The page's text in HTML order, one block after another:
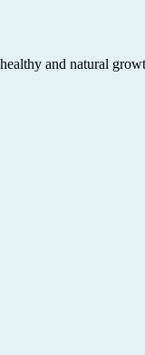
and natural